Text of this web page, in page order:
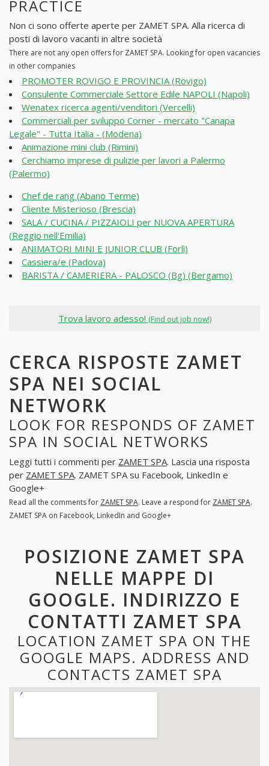
PRACTICE
Non ci sono offerte aperte per ZAMET SPA. Alla ricerca di
posti di lavoro vacanti in altre società
There are not any open offers for ZAMET SPA. Looking for open vacancies
in other companies
PROMOTER ROVIGO E PROVINCIA (Rovigo)
Consulente Commerciale Settore Edile NAPOLI (Napoli)
Wenatex ricerca agenti/venditori (Vercelli)
Commerciali per sviluppo Corner - mercato "Canapa
Legale" - Tutta Italia - (Modena)
Animazione mini club (Rimini)
Cerchiamo imprese di pulizie per lavori a Palermo
(Palermo)
Chef de rang (Abano Terme)
Cliente Misterioso (Brescia)
SALA / CUCINA / PIZZAIOLI per NUOVA APERTURA
(Reggio nell'Emilia)
ANIMATORI MINI E JUNIOR CLUB (Forlì)
Cassiera/e (Padova)
BARISTA / CAMERIERA - PALOSCO (Bg) (Bergamo)
Trova lavoro adesso! (Find out job now!)
CERCA RISPOSTE ZAMET
SPA NEI SOCIAL
NETWORK
LOOK FOR RESPONDS OF ZAMET
SPA IN SOCIAL NETWORKS
Leggi tutti i commenti per ZAMET SPA. Lascia una risposta
per ZAMET SPA. ZAMET SPA su Facebook, LinkedIn e
Google+
Read all the comments for ZAMET SPA. Leave a respond for ZAMET SPA.
ZAMET SPA on Facebook, LinkedIn and Google+
POSIZIONE ZAMET SPA
NELLE MAPPE DI
GOOGLE. INDIRIZZO E
CONTATTI ZAMET SPA
LOCATION ZAMET SPA ON THE
GOOGLE MAPS. ADDRESS AND
CONTACTS ZAMET SPA